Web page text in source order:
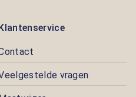
vragen